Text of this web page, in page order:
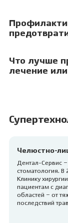
Что лучше
лечение
Челюстно-
Дентал-Сервис –
стоматология.
Клинику
пациентам с
областей – от
последствий